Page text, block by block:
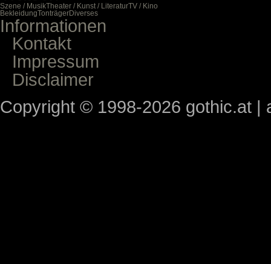
Szene / MusikTheater / Kunst / LiteraturTV / Kino
BekleidungTonträgerDiverses
Informationen
Kontakt
Impressum
Disclaimer
Copyright © 1998-2026 gothic.at |